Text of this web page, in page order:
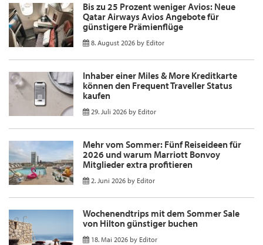
Bis zu 25 Prozent weniger Avios: Neue
Qatar Airways Avios Angebote für
günstigere Prämienflüge
8. August 2026 by Editor
Inhaber einer Miles & More Kreditkarte
können den Frequent Traveller Status
kaufen
29. Juli 2026 by Editor
Mehr vom Sommer: Fünf Reiseideen für
2026 und warum Marriott Bonvoy
Mitglieder extra profitieren
2. Juni 2026 by Editor
Wochenendtrips mit dem Sommer Sale
von Hilton günstiger buchen
18. Mai 2026 by Editor